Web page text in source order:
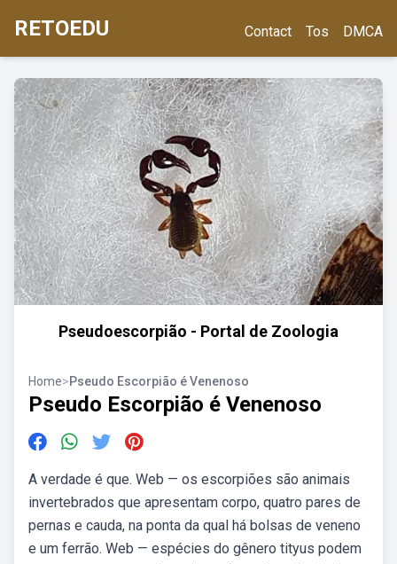
RETOEDU Contact Tos DMCA
Pseudoescorpião - Portal de Zoologia
Home>Pseudo Escorpião é Venenoso
Pseudo Escorpião é Venenoso
A verdade é que. Web — os escorpiões são animais
invertebrados que apresentam corpo, quatro pares de
pernas e cauda, na ponta da qual há bolsas de veneno
e um ferrão. Web — espécies do gênero tityus podem